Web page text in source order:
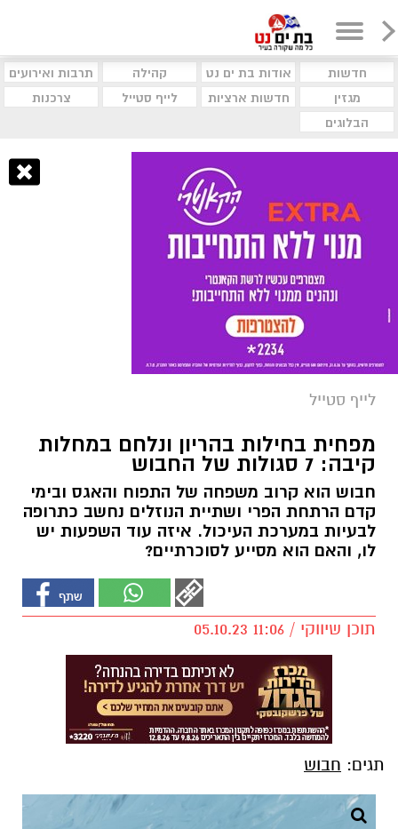
חדשות אודות בת ים נט קהילה
תרבות ואירועים
מגזין
חדשות ארציות לייף סטייל
צרכנות
הבלוגים
לייף סטייל
מפחית בחילות בהריון ונלחם במחלות
קיבה: 7 סגולות של החבוש
חבוש הוא קרוב משפחה של התפוח והאגס ובימי
קדם הרתחת הפרי ושתיית הנוזלים נחשב כתרופה
לבעיות במערכת העיכול. איזה עוד השפעות יש
לו, והאם הוא מסייע לסוכרתיים?
תוכן שיווקי / 11:06 05.10.23
תגים: חבוש